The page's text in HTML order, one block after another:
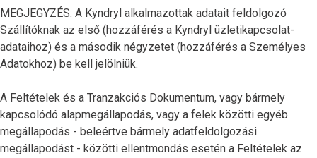
MEGJEGYZÉS: A Kyndryl alkalmazottak adatait feldolgozó
Szállítóknak az első (hozzáférés a Kyndryl üzletikapcsolat-
adataihoz) és a második négyzetet (hozzáférés a Személyes
Adatokhoz) be kell jelölniük.
A Feltételek és a Tranzakciós Dokumentum, vagy bármely
kapcsolódó alapmegállapodás, vagy a felek közötti egyéb
megállapodás - beleértve bármely adatfeldolgozási
megállapodást - közötti ellentmondás esetén a Feltételek az